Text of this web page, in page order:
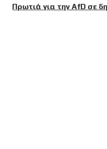
Πρωτιά για την AfD σε